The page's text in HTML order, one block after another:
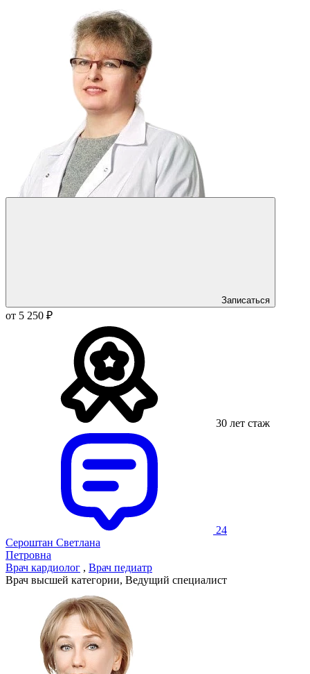
Записаться
от 5 250 ₽
30 лет стаж
24
Сероштан Светлана
Петровна
Врач кардиолог , Врач педиатр
Врач высшей категории, Ведущий специалист